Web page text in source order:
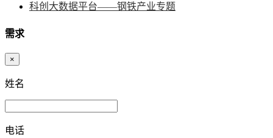
科创大数据平台——钢铁产业专题
需求
×
姓名
电话